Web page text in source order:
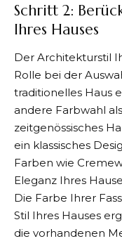
Schritt 2:
Ihres Hauses
Der Architekturstil
Rolle bei der
traditionelles Haus
andere Farbwahl
zeitgenössisches
ein klassisches
Farben wie
Eleganz Ihres
Die Farbe Ihrer
Stil Ihres Hauses
die vorhandenen